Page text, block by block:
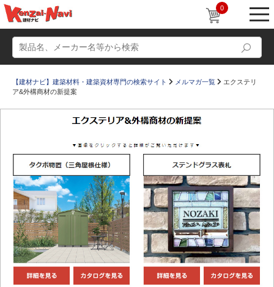
0
動画 ショールーム
かたなび コラム
すまいリング 設計士インタビュー
Q＆A 販売・施工代理店募集
お気に入り
【建材ナビ】建築材料・建築資材専門の検索サイト メルマガ一覧
エクステリ
ア&外構商材の新提案